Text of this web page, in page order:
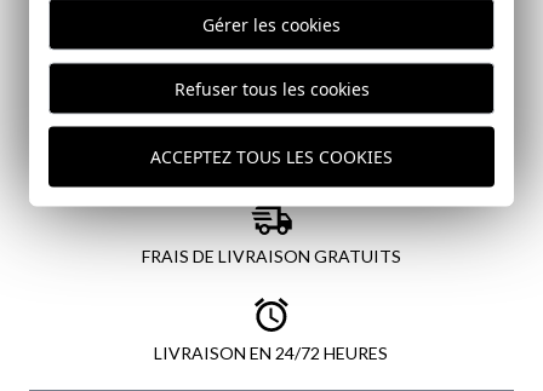
PAIEMENT SÉCURISÉ
FRAIS DE LIVRAISON GRATUITS
LIVRAISON EN 24/72 HEURES
Gérer les cookies
Refuser tous les cookies
ACCEPTEZ TOUS LES COOKIES